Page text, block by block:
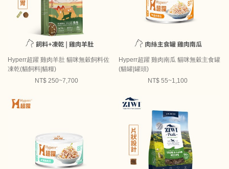
Hyperr超躍 雞肉羊肚 貓咪無穀飼料佐
凍乾(貓飼料|貓糧)
NT$ 250~7,700
Hyperr超躍 雞肉南瓜 貓咪無穀主食罐
(貓罐|罐頭)
NT$ 55~1,100